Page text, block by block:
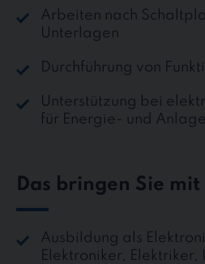
Arbeiten nach
Unterlagen
Durchführung von
Unterstützung bei
für Energie- und
Das bringen Sie mit
Ausbildung als
Elektroniker,